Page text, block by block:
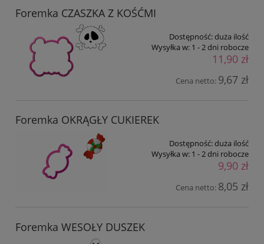
Foremka CZASZKA Z KOŚĆMI
Dostępność:duża ilość
Wysyłka w: 1 - 2 dni robocze
11,90 zł
Cena netto: 9,67 zł
Foremka OKRĄGŁY CUKIEREK
Dostępność:duża ilość
Wysyłka w: 1 - 2 dni robocze
9,90 zł
Cena netto: 8,05 zł
Foremka WESOŁY DUSZEK